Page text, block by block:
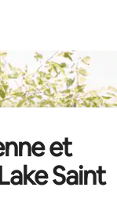
et
Saint